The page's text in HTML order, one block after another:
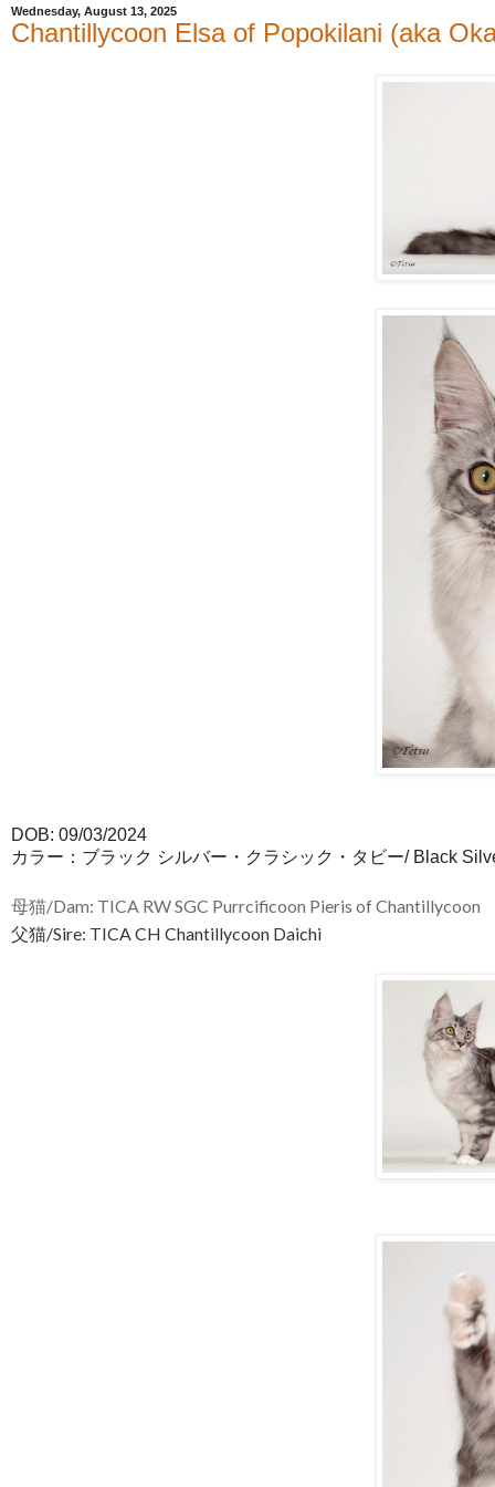
Wednesday, August 13, 2025
Chantillycoon Elsa of Popokilani (aka
DOB: 09/03/2024
カラー：ブラック シルバー・クラシック・タビー/ Black
母猫/Dam: TICA RW SGC Purrcificoon Pieris of Chantillycoon
父猫/Sire: TICA CH Chantillycoon Daichi